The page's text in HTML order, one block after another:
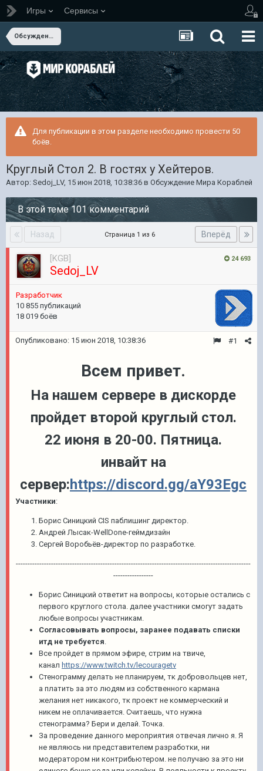
Игры Сервисы
Обсуждение Мира Кораблей
Для публикации в этом разделе необходимо провести 50
боёв.
Круглый Стол 2. В гостях у Хейтеров.
Автор: Sedoj_LV, 15 июн 2018, 10:38:36 в Обсуждение Мира Кораблей
В этой теме 101 комментарий
Назад Вперёд
Страница 1 из 6
24 693
[KGB]
Sedoj_LV
Pазработчик
10 855 публикаций
18 019 боёв
#1
Опубликовано: 15 июн 2018, 10:38:36
Всем привет.
На нашем сервере в дискорде
пройдет второй круглый стол.
22 июня в 20-00. Пятница.
инвайт на
сервер:https://discord.gg/aY93Egc
Участники:
Борис Синицкий CIS паблишинг директор.
Андрей Лысак-WellDone-геймдизайн
Сергей Воробьёв-директор по разработке.
----------------------------------------------------------------------------------------------------
-----------------
Борис Синицкий ответит на вопросы, которые остались с
первого круглого стола. далее участники смогут задать
любые вопросы участникам.
Согласовывать вопросы, заранее подавать списки
итд не требуется.
Все пройдет в прямом эфире, стрим на твиче,
канал https://www.twitch.tv/lecouragetv
Стенограмму делать не планируем, тк добровольцев нет,
а платить за это людям из собственного кармана
желания нет никакого, тк проект не коммерческий и
никем не оплачивается. Считаешь, что нужна
стенограмма? Бери и делай. Точка.
За проведение данного мероприятия отвечая лично я. Я
не являюсь ни представителем разработки, ни
модератором ни контрибьютером. не получаю за это ни